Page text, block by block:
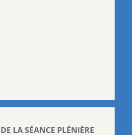
LA SÉANCE PLÉNIÈRE